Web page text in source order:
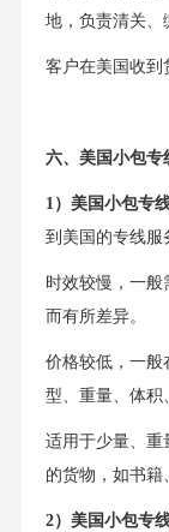
地，负责清关、
客户在美国收到
六、美国小包专
1）美国小包专
到美国的专线服
时效较慢，一般
而有所差异。
价格较低，一般
型、重量、体积
适用于少量、重
的货物，如书籍
2）美国小包专